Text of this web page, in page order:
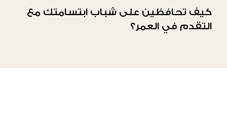
كيف تحافظين على شباب ابتسامتك مع
التقدم في العمر؟